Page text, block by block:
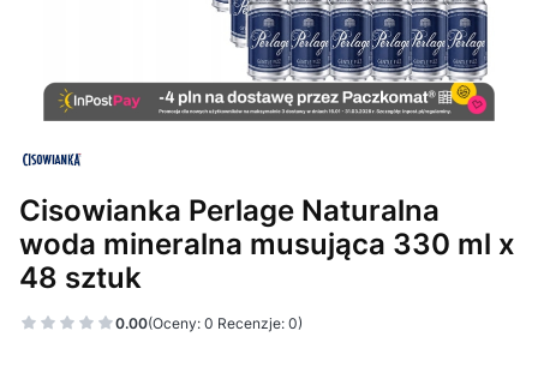
Cisowianka Perlage Naturalna
woda mineralna musująca 330 ml x
48 sztuk
0.00(Oceny: 0 Recenzje: 0)